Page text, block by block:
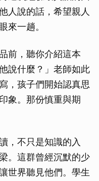
人說的話，希望親人
來一趟。
前，聽你介紹這本
說什麼？」老師如此
，孩子們開始認真思
象。那份慎重與期
，不只是知識的入
。這群曾經沉默的少
世界聽見他們。學生